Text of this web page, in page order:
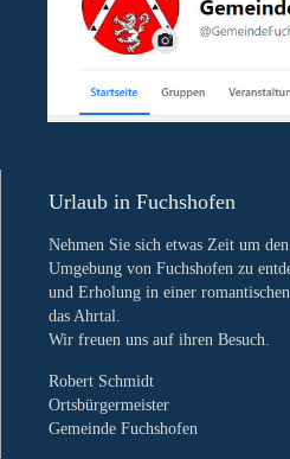
Urlaub in Fuchshofen
Nehmen Sie sich etwas Zeit um
Umgebung von Fuchshofen zu
und Erholung in einer
das Ahrtal.
Wir freuen uns auf ihren Besuch.
Robert Schmidt
Ortsbürgermeister
Gemeinde Fuchshofen